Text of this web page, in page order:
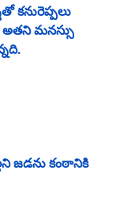
కనురెప్పలు
మనస్సు
జడను కంఠానికి